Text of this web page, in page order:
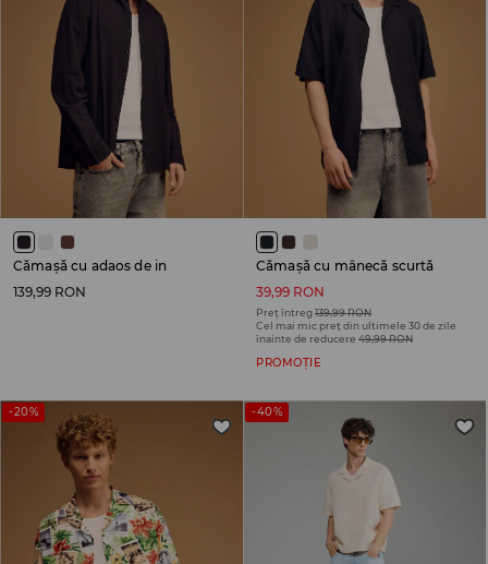
Cămașă cu adaos de in
139,99 RON
Cămașă cu mânecă scurtă
39,99 RON
Preț întreg139,99 RON
Cel mai mic preț din ultimele 30 de zile
înainte de reducere 49,99 RON
PROMOȚIE
-20% -40%